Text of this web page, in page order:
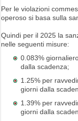
Per le violazioni
operoso si basa sulla
Quindi per il 2025 la
nelle seguenti misure:
0.083%
dalla scadenza;
1.25% per
giorni dalla
1.39% per
giorni dalla